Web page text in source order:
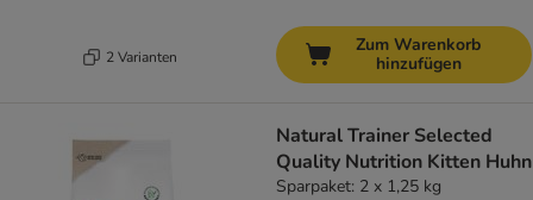
2 Varianten
Zum Warenkorb
hinzufügen
Natural Trainer Selected
Quality Nutrition Kitten Huhn
Sparpaket: 2 x 1,25 kg